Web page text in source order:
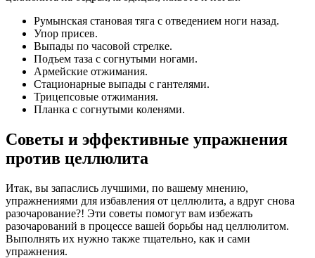
Румынская становая тяга с отведением ноги назад.
Упор присев.
Выпады по часовой стрелке.
Подъем таза с согнутыми ногами.
Армейские отжимания.
Стационарные выпады с гантелями.
Трицепсовые отжимания.
Планка с согнутыми коленями.
Советы и эффективные упражнения
против целлюлита
Итак, вы запаслись лучшими, по вашему мнению,
упражнениями для избавления от целлюлита, а вдруг снова
разочарование?! Эти советы помогут вам избежать
разочарований в процессе вашей борьбы над целлюлитом.
Выполнять их нужно также тщательно, как и сами
упражнения.